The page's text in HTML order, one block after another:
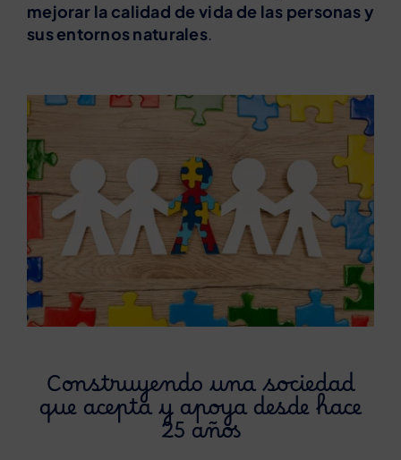
mejorar la calidad de vida de las personas y
sus entornos naturales.
Construyendo una sociedad
que acepta y apoya desde hace
25 años